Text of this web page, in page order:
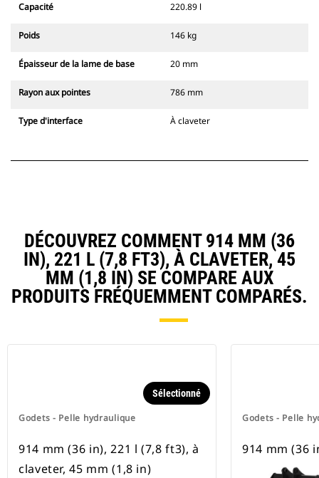
Capacité 220.89 l
Poids 146 kg
Épaisseur de la lame de base 20 mm
Rayon aux pointes 786 mm
Type d'interface À claveter
DÉCOUVREZ COMMENT 914 MM (36
IN), 221 L (7,8 FT3), À CLAVETER, 45
MM (1,8 IN) SE COMPARE AUX
PRODUITS FRÉQUEMMENT COMPARÉS.
Godets - Pelle hydraulique
Sélectionné
914 mm (36 in), 221 l (7,8 ft3), à
claveter, 45 mm (1,8 in)
Godets - Pelle
914 mm (36